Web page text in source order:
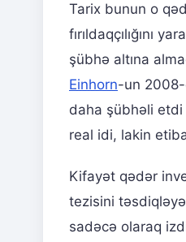
Tarix bunun o
fırıldaqçılığını
şübhə altına
Einhorn-un
daha şübhəli
real idi, lakin
Kifayət qədər
tezisini
sadəcə olaraq